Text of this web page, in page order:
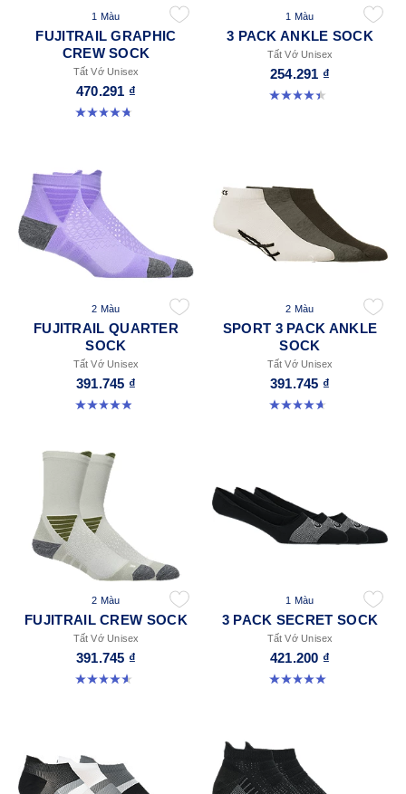
1 Màu
FUJITRAIL GRAPHIC
CREW SOCK
Tất Vớ Unisex
470.291 ₫
4.8 trong số 5 sao. 69 đánh giá
1 Màu
3 PACK ANKLE SOCK
Tất Vớ Unisex
254.291 ₫
4.4 trong số 5 sao. 18 đánh giá
2 Màu
FUJITRAIL QUARTER
SOCK
Tất Vớ Unisex
391.745 ₫
4.9 trong số 5 sao. 56 đánh giá
2 Màu
SPORT 3 PACK ANKLE
SOCK
Tất Vớ Unisex
391.745 ₫
4.6 trong số 5 sao. 14 đánh giá
2 Màu
FUJITRAIL CREW SOCK
Tất Vớ Unisex
391.745 ₫
4.6 trong số 5 sao. 18 đánh giá
1 Màu
3 PACK SECRET SOCK
Tất Vớ Unisex
421.200 ₫
5.0 trong số 5 sao. 2 đánh giá